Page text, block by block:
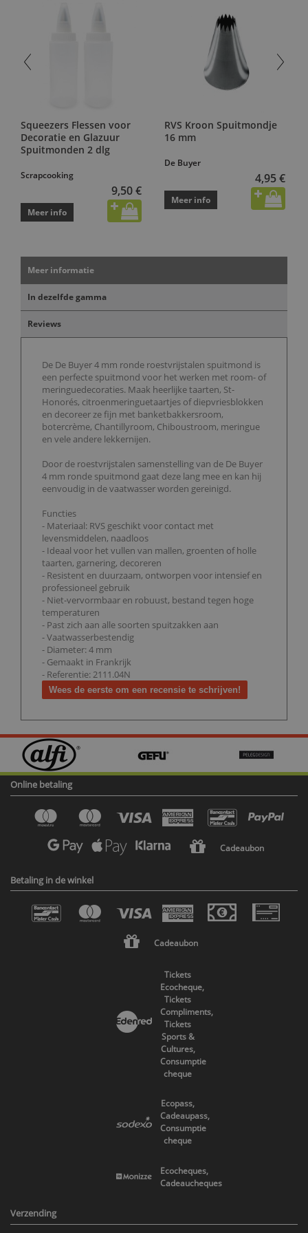
Squeezers Flessen voor
Decoratie en Glazuur
Spuitmonden 2 dlg
Scrapcooking
9,50 €
Meer info
RVS Kroon Spuitmondje
16 mm
De Buyer
4,95 €
Meer info
Meer informatie
In dezelfde gamma
Reviews
De De Buyer 4 mm ronde roestvrijstalen spuitmond is
een perfecte spuitmond voor het werken met room- of
meringuedecoraties. Maak heerlijke taarten, St-
Honorés, citroenmeringuetaartjes of diepvriesblokken
en decoreer ze fijn met banketbakkersroom,
botercrème, Chantillyroom, Chiboustroom, meringue
en vele andere lekkernijen.
Door de roestvrijstalen samenstelling van de De Buyer
4 mm ronde spuitmond gaat deze lang mee en kan hij
eenvoudig in de vaatwasser worden gereinigd.
Functies
- Materiaal: RVS geschikt voor contact met
levensmiddelen, naadloos
- Ideaal voor het vullen van mallen, groenten of holle
taarten, garnering, decoreren
- Resistent en duurzaam, ontworpen voor intensief en
professioneel gebruik
- Niet-vervormbaar en robuust, bestand tegen hoge
temperaturen
- Past zich aan alle soorten spuitzakken aan
- Vaatwasserbestendig
- Diameter: 4 mm
- Gemaakt in Frankrijk
- Referentie: 2111.04N
Wees de eerste om een recensie te schrijven!
Online betaling
Cadeaubon
Betaling in de winkel
Cadeaubon
Tickets
Ecocheque,
Tickets
Compliments,
Tickets
Sports &
Cultures,
Consumptie
cheque
Ecopass,
Cadeaupass,
Consumptie
cheque
Ecocheques,
Cadeaucheques
Verzending